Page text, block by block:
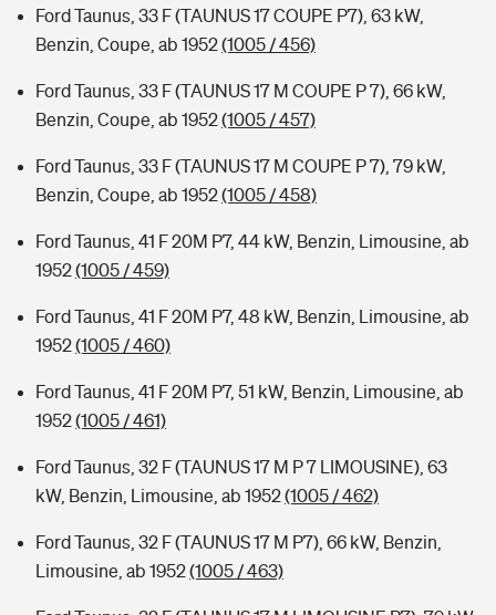
Ford Taunus, 33 F (TAUNUS 17 COUPE P7), 63 kW,
Benzin, Coupe, ab 1952(1005 / 456)
Ford Taunus, 33 F (TAUNUS 17 M COUPE P 7), 66 kW,
Benzin, Coupe, ab 1952(1005 / 457)
Ford Taunus, 33 F (TAUNUS 17 M COUPE P 7), 79 kW,
Benzin, Coupe, ab 1952(1005 / 458)
Ford Taunus, 41 F 20M P7, 44 kW, Benzin, Limousine, ab
1952(1005 / 459)
Ford Taunus, 41 F 20M P7, 48 kW, Benzin, Limousine, ab
1952(1005 / 460)
Ford Taunus, 41 F 20M P7, 51 kW, Benzin, Limousine, ab
1952(1005 / 461)
Ford Taunus, 32 F (TAUNUS 17 M P 7 LIMOUSINE), 63
kW, Benzin, Limousine, ab 1952(1005 / 462)
Ford Taunus, 32 F (TAUNUS 17 M P7), 66 kW, Benzin,
Limousine, ab 1952(1005 / 463)